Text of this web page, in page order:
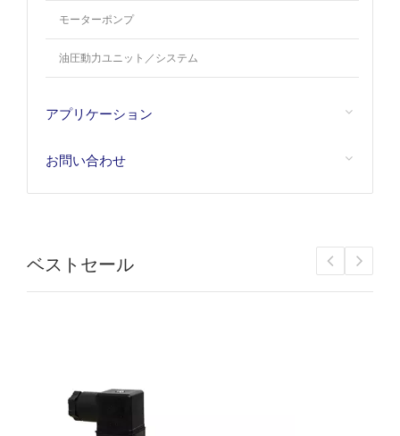
モーターポンプ
油圧動力ユニット／システム
アプリケーション
お問い合わせ
ベストセール